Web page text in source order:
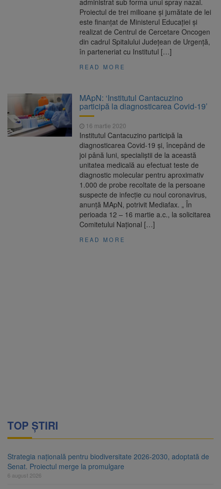
administrat sub forma unui spray nazal.
Proiectul de trei milioane şi jumătate de lei
este finanţat de Ministerul Educaţiei şi
realizat de Centrul de Cercetare Oncogen
din cadrul Spitalului Judeţean de Urgenţă,
în parteneriat cu Institutul […]
READ MORE
MApN: ‘Institutul Cantacuzino
participă la diagnosticarea Covid-19’
16 martie 2020
Institutul Cantacuzino participă la
diagnosticarea Covid-19 și, începând de
joi până luni, specialiștii de la această
unitatea medicală au efectuat teste de
diagnostic molecular pentru aproximativ
1.000 de probe recoltate de la persoane
suspecte de infecție cu noul coronavirus,
anunță MApN, potrivit Mediafax. „ În
perioada 12 – 16 martie a.c., la solicitarea
Comitetului Național […]
READ MORE
TOP ȘTIRI
Strategia națională pentru biodiversitate 2026-2030, adoptată de
Senat. Proiectul merge la promulgare
6 august 2026